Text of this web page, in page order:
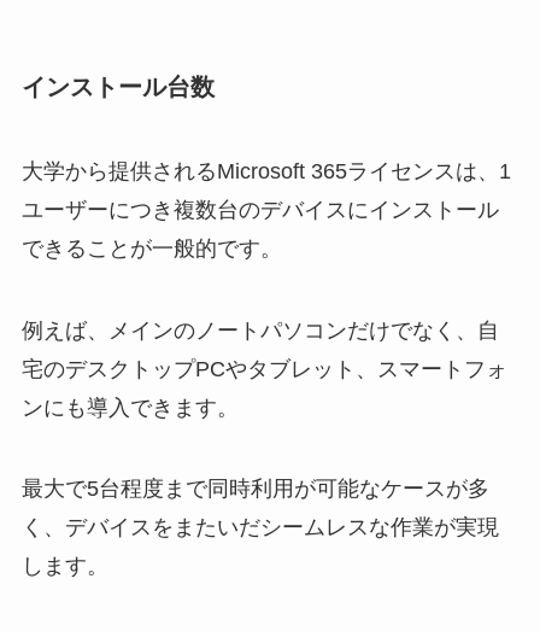
インストール台数
大学から提供されるMicrosoft 365ライセンスは、1
ユーザーにつき複数台のデバイスにインストール
できることが一般的です。
例えば、メインのノートパソコンだけでなく、自
宅のデスクトップPCやタブレット、スマートフォ
ンにも導入できます。
最大で5台程度まで同時利用が可能なケースが多
く、デバイスをまたいだシームレスな作業が実現
します。